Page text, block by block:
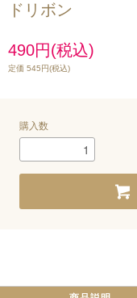
ドリボン
490円(税込)
定価 545円(税込)
購入数